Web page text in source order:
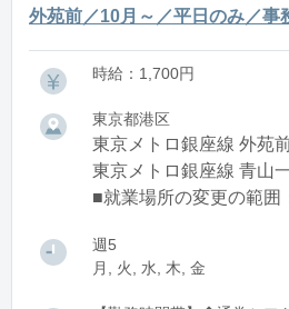
外苑前／10月～／平日のみ／事
時給：1,700円
東京都港区
東京メトロ銀座線 外苑
東京メトロ銀座線 青山
■就業場所の変更の範囲
週5
月, 火, 水, 木, 金